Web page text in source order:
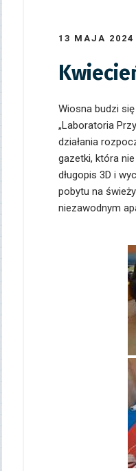
13 MAJA 2024
Wiosna budzi
„Laboratoria
działania
gazetki, która
długopis 3D i
pobytu na
niezawodnym